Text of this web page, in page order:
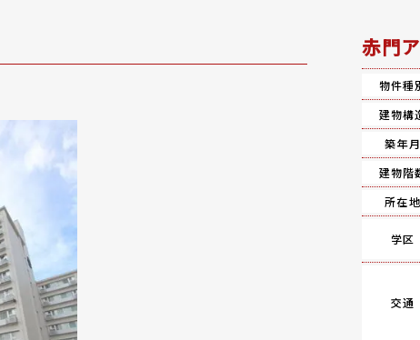
赤門
物件種
建物構
築年月
建物階
所在地
学区
交通